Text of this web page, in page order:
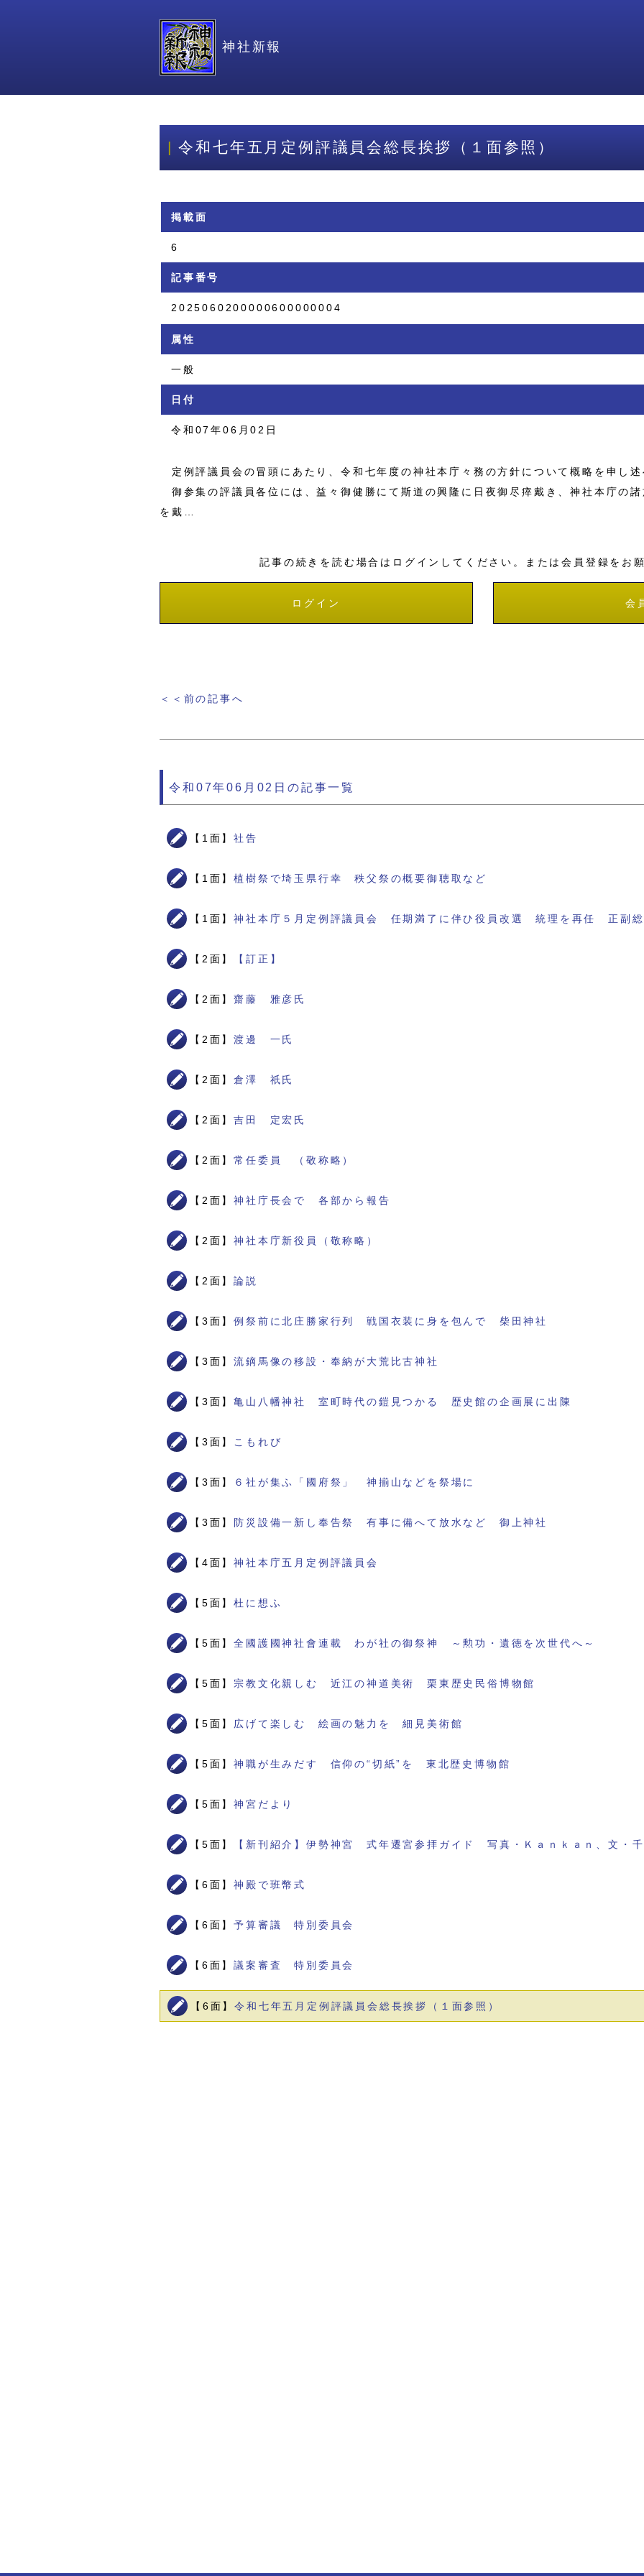
神社新報
令和七年五月定例評議員会総長挨拶（１面参照）
掲載面
6
記事番号
2025060200000600000004
属性
一般
日付
令和07年06月02日
定例評議員会の冒頭にあたり、令和七年度の神社本庁々務の方針について概略を申し
御参集の評議員各位には、益々御健勝にて斯道の興隆に日夜御尽瘁戴き、神社本庁の
を戴…
記事の続きを読む場合はログインしてください。または会員登録をお
ログイン 会
＜＜前の記事へ
令和07年06月02日の記事一覧
【1面】社告
【1面】植樹祭で埼玉県行幸 秩父祭の概要御聴取など
【1面】神社本庁５月定例評議員会 任期満了に伴ひ役員改選 統理を再任 正副
【2面】 【訂正】
【2面】齋藤 雅彦氏
【2面】渡邊 一氏
【2面】倉澤 祇氏
【2面】吉田 定宏氏
【2面】常任委員 （敬称略）
【2面】神社庁長会で 各部から報告
【2面】神社本庁新役員（敬称略）
【2面】論説
【3面】例祭前に北庄勝家行列 戦国衣装に身を包んで 柴田神社
【3面】流鏑馬像の移設・奉納が大荒比古神社
【3面】亀山八幡神社 室町時代の鎧見つかる 歴史館の企画展に出陳
【3面】 こもれび
【3面】 ６社が集ふ「國府祭」 神揃山などを祭場に
【3面】 防災設備一新し奉告祭 有事に備へて放水など 御上神社
【4面】神社本庁五月定例評議員会
【5面】杜に想ふ
【5面】全國護國神社會連載 わが社の御祭神 ～勲功・遺徳を次世代へ～
【5面】 宗教文化親しむ 近江の神道美術 栗東歴史民俗博物館
【5面】 広げて楽しむ 絵画の魅力を 細見美術館
【5面】神職が生みだす 信仰の“切紙”を 東北歴史博物館
【5面】神宮だより
【5面】 【新刊紹介】伊勢神宮 式年遷宮参拝ガイド 写真・Ｋａｎｋａｎ、文・
【6面】神殿で班幣式
【6面】予算審議 特別委員会
【6面】議案審査 特別委員会
【6面】令和七年五月定例評議員会総長挨拶（１面参照）